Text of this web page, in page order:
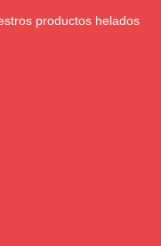
productos helados